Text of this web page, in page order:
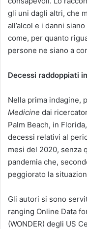
gli uni dagli altri, che
all’alcol e i danni
come, per quanto
persone ne siano a
Decessi raddoppiati
Nella prima indagine,
Medicine dai
Palm Beach, in
decessi relativi al
mesi del 2020, senza
pandemia che,
peggiorato la
Gli autori si sono
ranging Online Data
(WONDER) degli US